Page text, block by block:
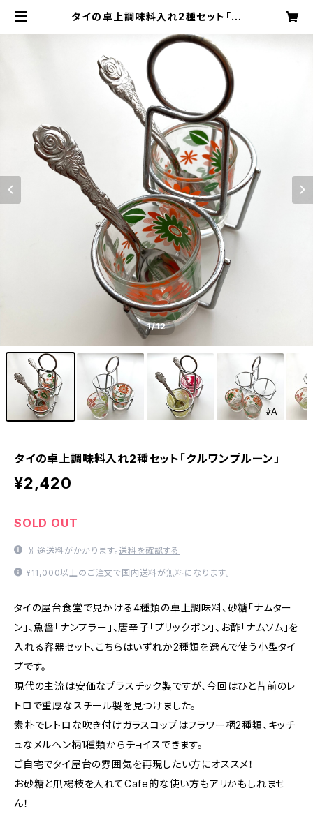
タイの卓上調味料入れ2種セット「ク
1/12
タイの卓上調味料入れ2種セット「クルワンプルーン」
¥2,420
SOLD OUT
別途送料がかかります。送料を確認する
¥11,000以上のご注文で国内送料が無料になります。
タイの屋台食堂で見かける4種類の卓上調味料、砂糖「ナムター
ン」、魚醤「ナンプラー」、唐辛子「プリックボン」、お酢「ナムソム」を
入れる容器セット、こちらはいずれか2種類を選んで使う小型タイ
プです。
現代の主流は安価なプラスチック製ですが、今回はひと昔前のレ
トロで重厚なスチール製を見つけました。
素朴でレトロな吹き付けガラスコップはフラワー柄2種類、キッチ
ュなメルヘン柄1種類からチョイスできます。
ご自宅でタイ屋台の雰囲気を再現したい方にオススメ！
お砂糖と爪楊枝を入れてCafe的な使い方もアリかもしれませ
ん！